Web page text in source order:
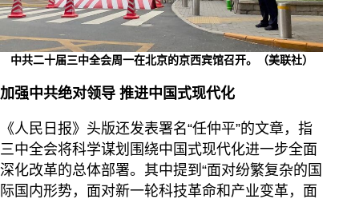
中共二十届三中全会周一在北京的京西宾馆召开。（美联社）
加强中共绝对领导 推进中国式现代化
《人民日报》头版还发表署名“任仲平”的文章，指
三中全会将科学谋划围绕中国式现代化进一步全面
深化改革的总体部署。其中提到“面对纷繁复杂的国
际国内形势，面对新一轮科技革命和产业变革，面